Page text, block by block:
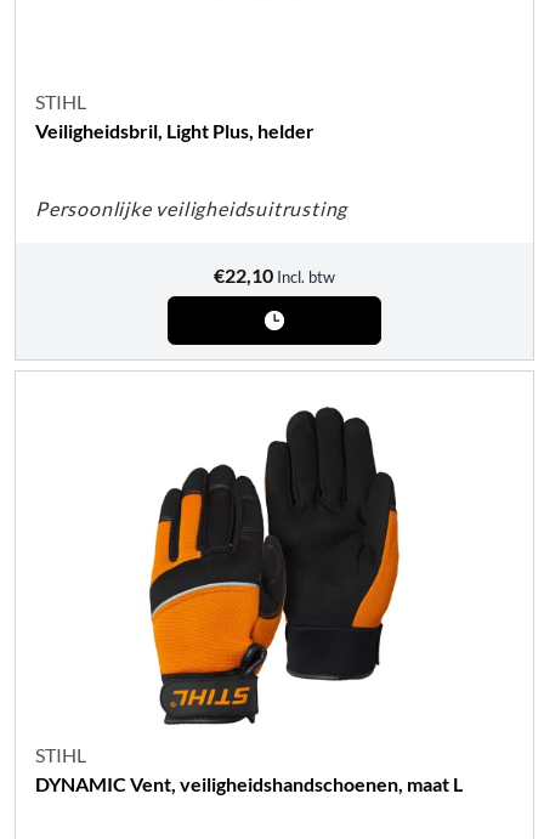
STIHL
Veiligheidsbril, Light Plus, helder
Persoonlijke veiligheidsuitrusting
€22,10 Incl. btw
STIHL
DYNAMIC Vent, veiligheidshandschoenen, maat L